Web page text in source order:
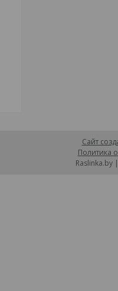
Сайт
Политика
Raslinka.by